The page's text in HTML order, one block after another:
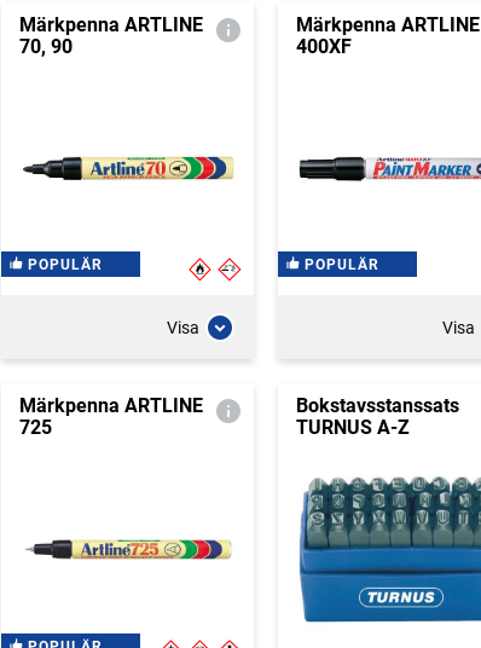
Märkpenna ARTLINE
70, 90
POPULÄR
Visa
Märkpenna ARTLINE
400XF
POPULÄR
Visa
Märkpenna ARTLINE
725
Bokstavsstanssats
TURNUS A-Z